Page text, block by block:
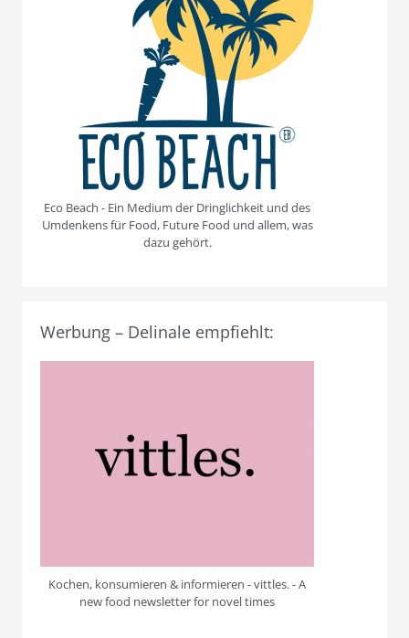
Eco Beach - Ein Medium der Dringlichkeit und des
Umdenkens für Food, Future Food und allem, was
dazu gehört.
Werbung – Delinale empfiehlt:
Kochen, konsumieren & informieren - vittles. - A
new food newsletter for novel times